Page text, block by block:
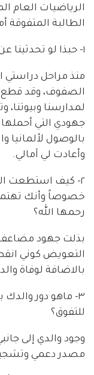
الطالبة المتفوقة
١- حبذا لو تحدثينا عن هذا التفوق الذي حققته مؤخراً؟
منذ مراحل دراستي
الصفوف، وقد قطع
لمدارسنا
جهودي التي أحملها
بالوصول لألمانيا
وأعادت لي آمالي.
٢- كيف استطعت
خصوصاً وأنك
رحمها الله؟
بذلت جهود
التعويض كوني
بالاضافة لوفاة
٣- ماهو دور
للتفوق؟
وجود والدي إلى
مصدر دعمي